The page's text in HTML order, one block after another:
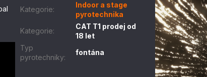
Kategorie:
Indoor a stage
pyrotechnika
Kategorie:
CAT T1 prodej od
18 let
Typ
pyrotechniky:
fontána